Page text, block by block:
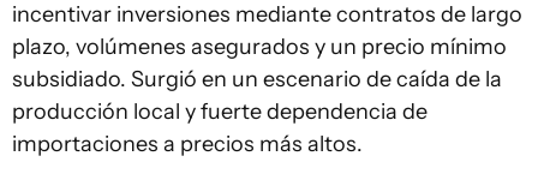
incentivar inversiones mediante contratos de largo
plazo, volúmenes asegurados y un precio mínimo
subsidiado. Surgió en un escenario de caída de la
producción local y fuerte dependencia de
importaciones a precios más altos.